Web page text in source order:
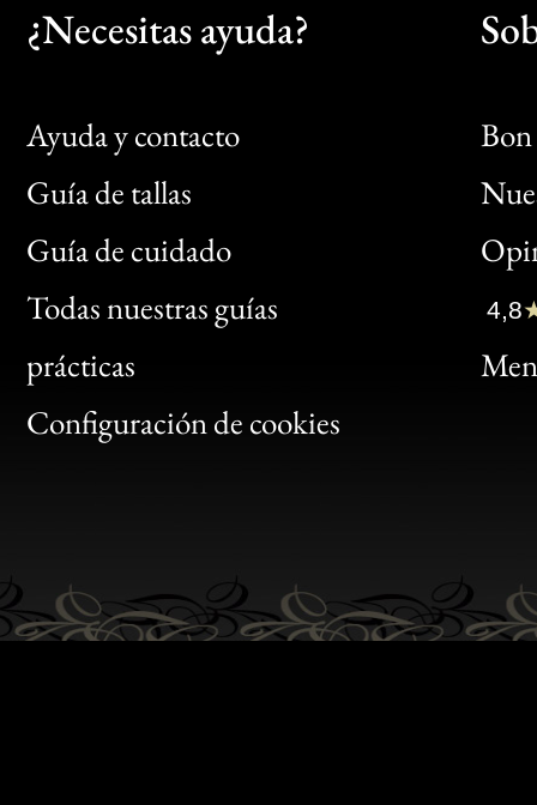
¿Necesitas ayuda?
Ayuda y contacto
Guía de tallas
Guía de cuidado
Todas nuestras guías
prácticas
Configuración de cookies
Bon
Clic
Bon
4,8